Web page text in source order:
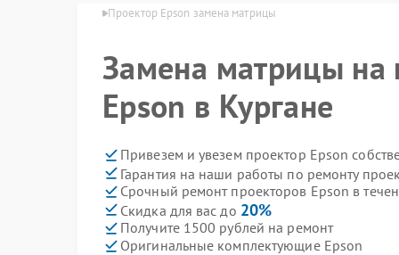
Epson в Кургане Проектор Epson замена матрицы
Замена матрицы на
Epson в Кургане
Привезем и увезем проектор Epson
Гарантия на наши работы по ремонту
Срочный ремонт проекторов Epson в
Скидка для вас до 20%
Получите 1500 рублей на ремонт
Оригинальные комплектующие Epson